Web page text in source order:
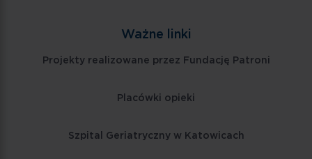
Ważne linki
Projekty realizowane przez Fundację Patroni
Placówki opieki
Szpital Geriatryczny w Katowicach